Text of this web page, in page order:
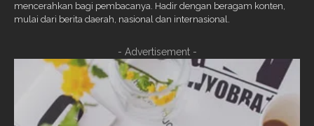
mencerahkan bagi pembacanya. Hadir dengan beragam konten,
mulai dari berita daerah, nasional dan internasional.
- Advertisement -